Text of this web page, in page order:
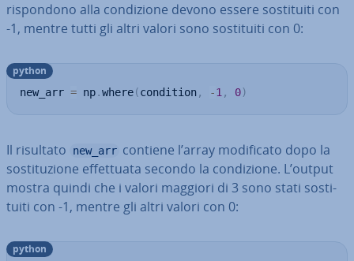
ri­spon­do­no alla con­di­zio­ne devono essere so­sti­tui­ti con
-1, mentre tutti gli altri valori sono so­sti­tui­ti con 0:
new_arr = np.where(condition, -1 , 0)
python
Il risultato new_arr contiene l’array mo­di­fi­ca­to dopo la
so­sti­tu­zio­ne ef­fet­tua­ta secondo la con­di­zio­ne. L’output
mostra quindi che i valori maggiori di 3 sono stati so­sti­
tui­ti con -1, mentre gli altri valori con 0:
python